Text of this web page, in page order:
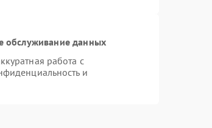
обслуживание данных
работа с
и